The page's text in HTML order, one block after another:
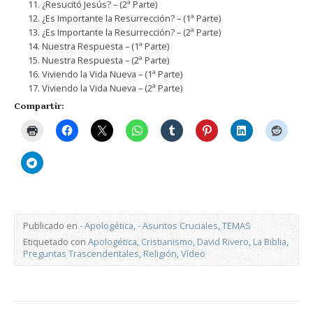
¿Resucitó Jesús? – (2ª Parte)
¿Es Importante la Resurrección? – (1ª Parte)
¿Es Importante la Resurrección? – (2ª Parte)
Nuestra Respuesta – (1ª Parte)
Nuestra Respuesta – (2ª Parte)
Viviendo la Vida Nueva – (1ª Parte)
Viviendo la Vida Nueva – (2ª Parte)
Compartir:
Publicado en- Apologética,- Asuntos Cruciales,TEMAS
Etiquetado conApologética,Cristianismo,David Rivero,La Biblia,
Preguntas Trascendentales,Religión,Vídeo